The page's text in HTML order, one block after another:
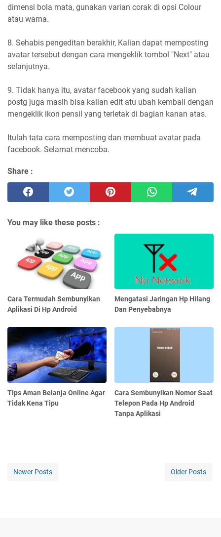
dimensi bola mata, gunakan varian corak di opsi Colour
atau warna.
8. Sehabis pengeditan berakhir, Kalian dapat memposting
avatar tersebut dengan cara mengeklik tombol "Next" atau
selanjutnya.
9. Tidak hanya itu, avatar facebook yang sudah kalian
postg juga masih bisa kalian edit atu ubah kembali dengan
mengeklik ikon pensil yang terletak di bagian kanan atas.
Itulah tata cara memposting dan membuat avatar pada
facebook. Selamat mencoba.
Share :
You may like these posts :
Cara Termudah Sembunyikan
Aplikasi Di Hp Android
Mengatasi Jaringan Hp Hilang
Dan Penyebabnya
Tips Aman Belanja Online Agar
Tidak Kena Tipu
Cara Sembunyikan Nomor Saat
Telepon Pada Hp Android
Tanpa Aplikasi
Newer Posts Older Posts